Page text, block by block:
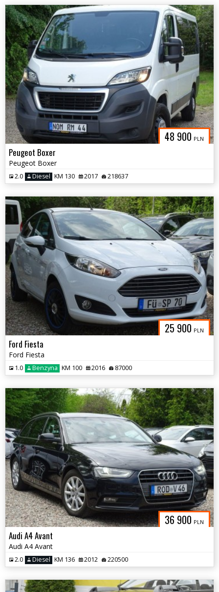
48 900 PLN
Peugeot Boxer
Peugeot Boxer
2.0 Diesel KM 130 2017 218637
25 900 PLN
Ford Fiesta
Ford Fiesta
1.0 Benzyna KM 100 2016 87000
36 900 PLN
Audi A4 Avant
Audi A4 Avant
2.0 Diesel KM 136 2012 220500